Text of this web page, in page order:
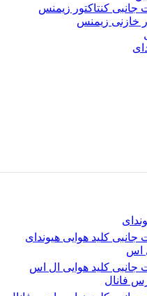
جانبی کنتاکتور زیمنس
خازنی زیمنس
جانبی کلید هوایی هیوندای
اس
جانبی کلید هوایی ال اس
فانال